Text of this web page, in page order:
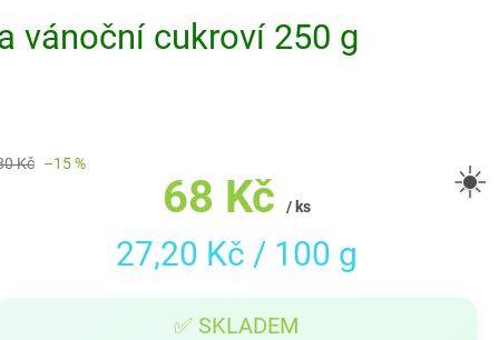
vánoční cukroví 250 g
Kč –15 %
68 Kč / ks
Měrná
27,20 Kč / 100 g
✅ SKLADEM
☀️